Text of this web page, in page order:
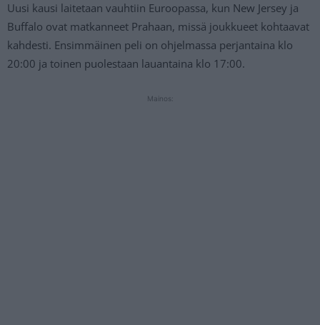
Uusi kausi laitetaan vauhtiin Euroopassa, kun New Jersey ja
Buffalo ovat matkanneet Prahaan, missä joukkueet kohtaavat
kahdesti. Ensimmäinen peli on ohjelmassa perjantaina klo
20:00 ja toinen puolestaan lauantaina klo 17:00.
Mainos: